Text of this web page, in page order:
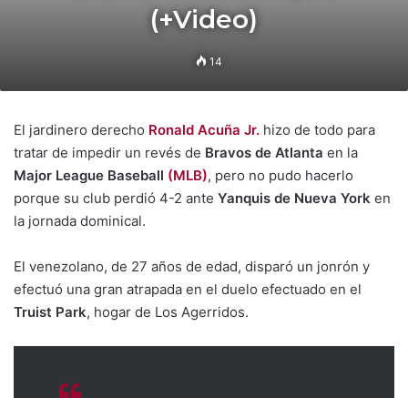
(+Video)
14
El jardinero derecho Ronald Acuña Jr. hizo de todo para
tratar de impedir un revés de Bravos de Atlanta en la
Major League Baseball (MLB), pero no pudo hacerlo
porque su club perdió 4-2 ante Yanquis de Nueva York en
la jornada dominical.
El venezolano, de 27 años de edad, disparó un jonrón y
efectuó una gran atrapada en el duelo efectuado en el
Truist Park, hogar de Los Agerridos.